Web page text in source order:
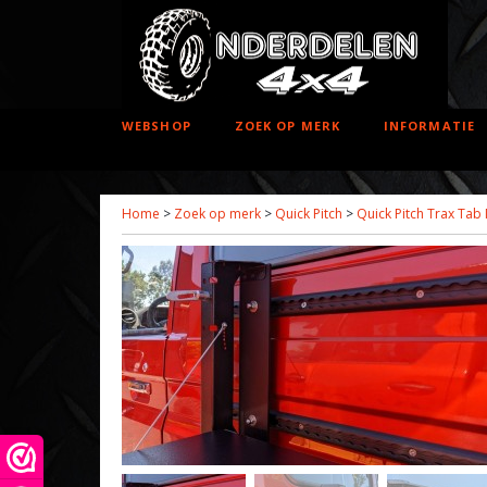
WEBSHOP ZOEK OP MERK INFORMATIE
Home > Zoek op merk > Quick Pitch > Quick Pitch Trax Tab